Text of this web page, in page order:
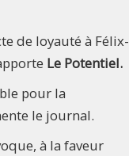
de loyauté à Félix-
Le Potentiel.
pour la
le journal.
à la faveur